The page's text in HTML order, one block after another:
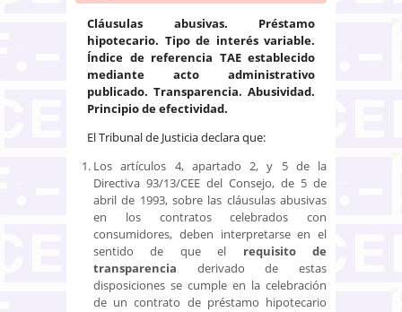
Cláusulas abusivas. Préstamo
hipotecario. Tipo de interés variable.
Índice de referencia TAE establecido
mediante acto administrativo
publicado. Transparencia. Abusividad.
Principio de efectividad.
El Tribunal de Justicia declara que:
Los artículos 4, apartado 2, y 5 de la
Directiva 93/13/CEE del Consejo, de 5 de
abril de 1993, sobre las cláusulas abusivas
en los contratos celebrados con
consumidores, deben interpretarse en el
sentido de que el requisito de
transparencia derivado de estas
disposiciones se cumple en la celebración
de un contrato de préstamo hipotecario